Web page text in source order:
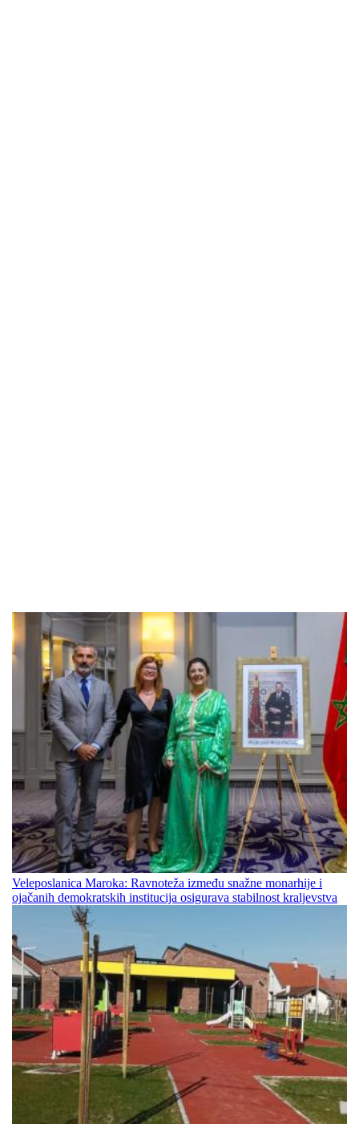
Veleposlanica Maroka: Ravnoteža između snažne monarhije i
ojačanih demokratskih institucija osigurava stabilnost kraljevstva